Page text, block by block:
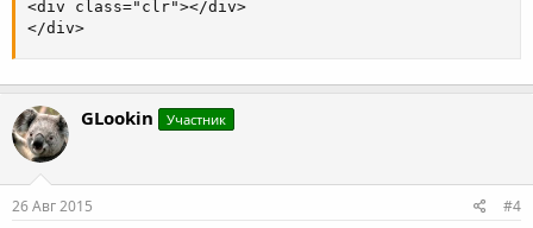
GLookin Участник
26 Авг 2015 #4